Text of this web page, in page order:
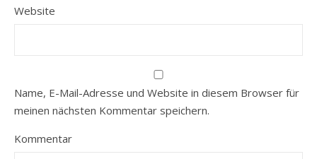
Website
Name, E-Mail-Adresse und Website in diesem Browser für
meinen nächsten Kommentar speichern.
Kommentar